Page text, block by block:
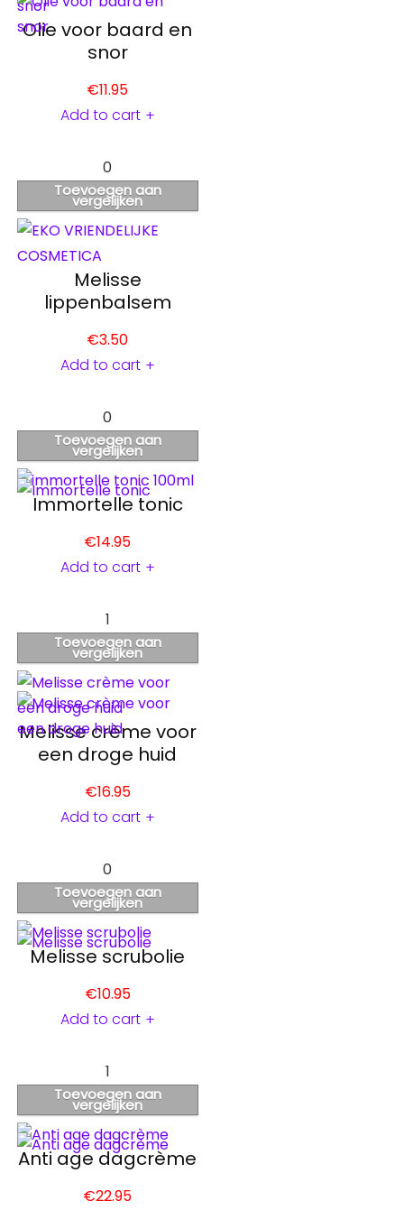
Olie voor baard en
snor
€11.95
Add to cart +
0
Toevoegen aan
vergelijken
Melisse
lippenbalsem
€3.50
Add to cart +
0
Toevoegen aan
vergelijken
Immortelle tonic
€14.95
Add to cart +
1
Toevoegen aan
vergelijken
Melisse crème voor
een droge huid
€16.95
Add to cart +
0
Toevoegen aan
vergelijken
Melisse scrubolie
€10.95
Add to cart +
1
Toevoegen aan
vergelijken
Anti age dagcrème
€22.95